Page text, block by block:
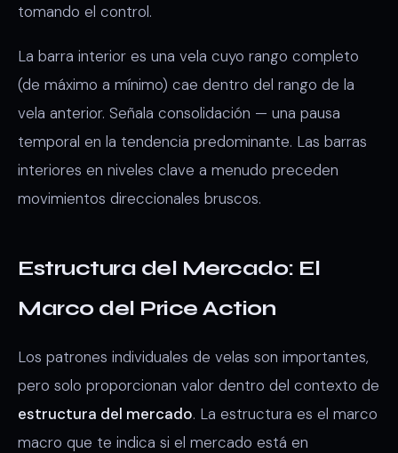
tomando el control.
La barra interior es una vela cuyo rango completo
(de máximo a mínimo) cae dentro del rango de la
vela anterior. Señala consolidación — una pausa
temporal en la tendencia predominante. Las barras
interiores en niveles clave a menudo preceden
movimientos direccionales bruscos.
Estructura del Mercado: El
Marco del Price Action
Los patrones individuales de velas son importantes,
pero solo proporcionan valor dentro del contexto de
estructura del mercado. La estructura es el marco
macro que te indica si el mercado está en